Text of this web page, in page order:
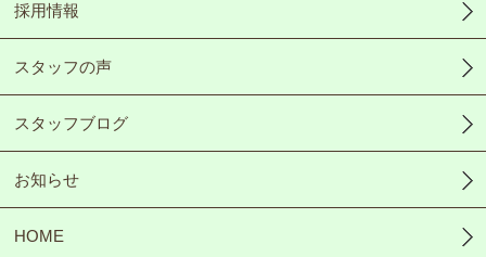
採用情報
スタッフの声
スタッフブログ
お知らせ
HOME